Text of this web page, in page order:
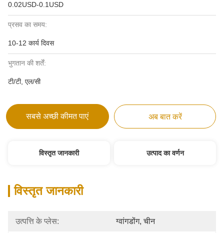
0.02USD-0.1USD
प्रसव का समय:
10-12 कार्य दिवस
भुगतान की शर्तें:
टी/टी, एल/सी
सबसे अच्छी कीमत पाएं अब बात करें
विस्तृत जानकारी उत्पाद का वर्णन
विस्तृत जानकारी
उत्पत्ति के प्लेस: ग्वांगडोंग, चीन